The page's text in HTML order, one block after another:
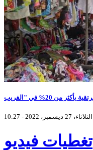
الثلاثاء، 27 ديسمبر، 2022 - 10:27
تغطيات فيديو